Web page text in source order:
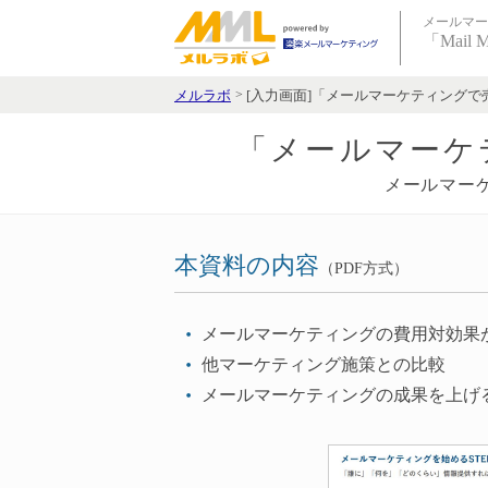
メールマ
「Mail
メルラボ [入力画面]「メールマーケティング
「メールマー
メールマー
本資料の内容 （PDF方式）
メールマーケティングの費用対効果
他マーケティング施策との比較
メールマーケティングの成果を上げ